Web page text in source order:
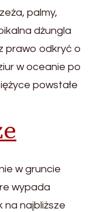
palmy,
dżungla
prawo odkryć o
w oceanie po
powstałe
w gruncie
wypada
na najbliższe